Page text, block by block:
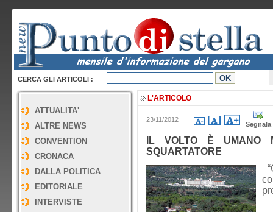
CERCA GLI ARTICOLI :
ATTUALITA'
ALTRE NEWS
CONVENTION
CRONACA
DALLA POLITICA
EDITORIALE
INTERVISTE
L'ARTICOLO
23/11/2012
Segnala
IL VOLTO È
SQUARTATORE